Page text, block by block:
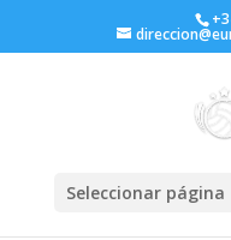
Seleccionar página